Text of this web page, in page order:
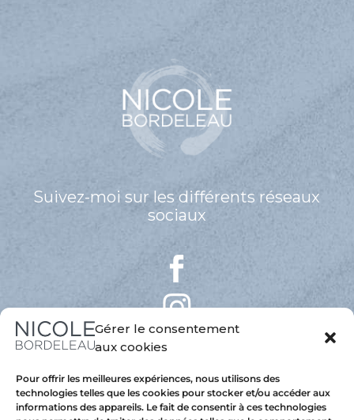
Gérer le consentement
aux cookies
Pour offrir les meilleures expériences, nous utilisons des
technologies telles que les cookies pour stocker et/ou accéder aux
informations des appareils. Le fait de consentir à ces technologies
Suivez-moi sur les différents réseaux
sociaux